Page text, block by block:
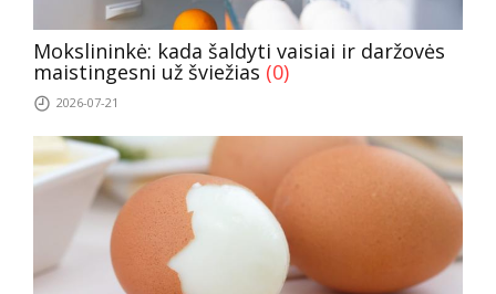
Mokslininkė: kada šaldyti vaisiai ir daržovės
maistingesni už šviežias (0)
2026-07-21